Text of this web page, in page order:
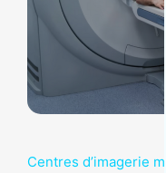
Centres d’imagerie